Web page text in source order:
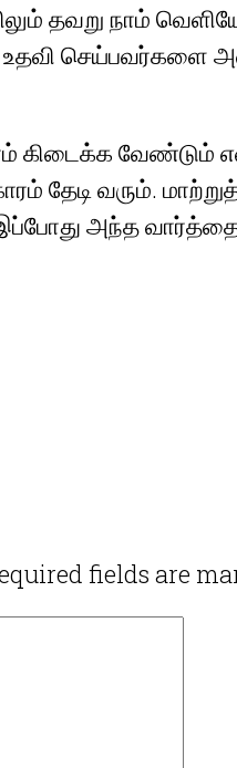
தவறு நாம்
உதவி
கிடைக்க
தேடி வரும்.
அந்த
fields are